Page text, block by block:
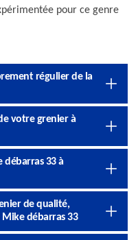
pour ce genre
régulier de la
votre grenier à
débarras 33 à
de qualité,
Mike débarras 33